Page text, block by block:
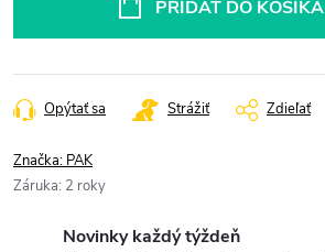
PRIDAŤ DO KOŠÍKA
Opýtať sa Strážiť Zdieľať
Značka: PAK
Záruka: 2 roky
Novinky každý týždeň